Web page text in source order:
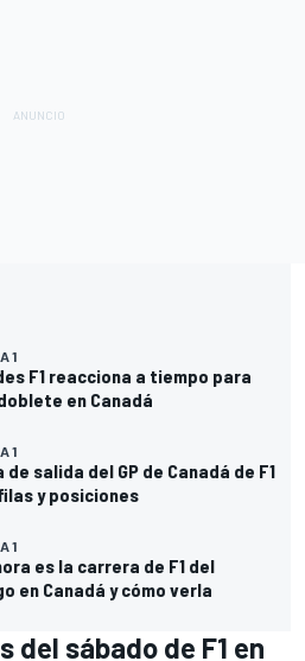
1
F1 reacciona a tiempo para
en Canadá
1
de salida del GP de Canadá de F1
y posiciones
1
es la carrera de F1 del
en Canadá y cómo verla
del sábado de F1 en